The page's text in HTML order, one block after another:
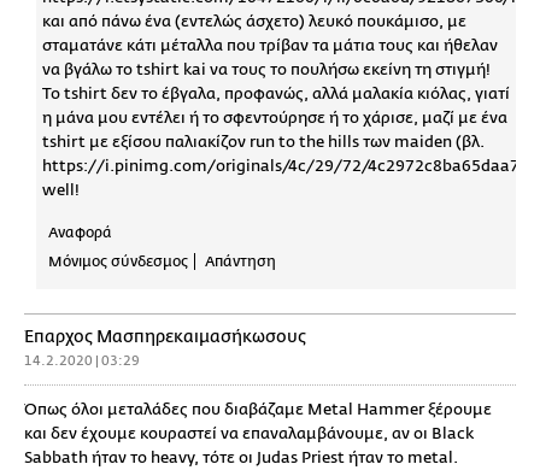
και από πάνω ένα (εντελώς άσχετο) λευκό πουκάμισο, με
σταματάνε κάτι μέταλλα που τρίβαν τα μάτια τους και ήθελαν
να βγάλω το tshirt kai να τους το πουλήσω εκείνη τη στιγμή!
Το tshirt δεν το έβγαλα, προφανώς, αλλά μαλακία κιόλας, γιατί
η μάνα μου εντέλει ή το σφεντούρησε ή το χάρισε, μαζί με ένα
tshirt με εξίσου παλιακίζον run to the hills των maiden (βλ.
https://i.pinimg.com/originals/4c/29/72/
well!
Αναφορά
Μόνιμος σύνδεσμος
Απάντηση
Έπαρχος Μασπηρεκαιμασήκωσους
14.2.2020 | 03:29
Όπως όλοι μεταλάδες που διαβάζαμε Metal Hammer ξέρουμε
και δεν έχουμε κουραστεί να επαναλαμβάνουμε, αν οι Black
Sabbath ήταν το heavy, τότε οι Judas Priest ήταν το metal.